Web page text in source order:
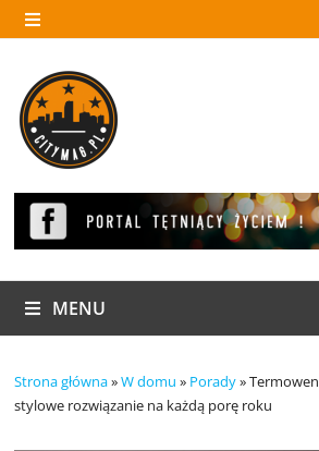
Skip
to
MENU
MENU
Strona główna»W domu » Porady»
stylowe rozwiązanie na każdą porę roku